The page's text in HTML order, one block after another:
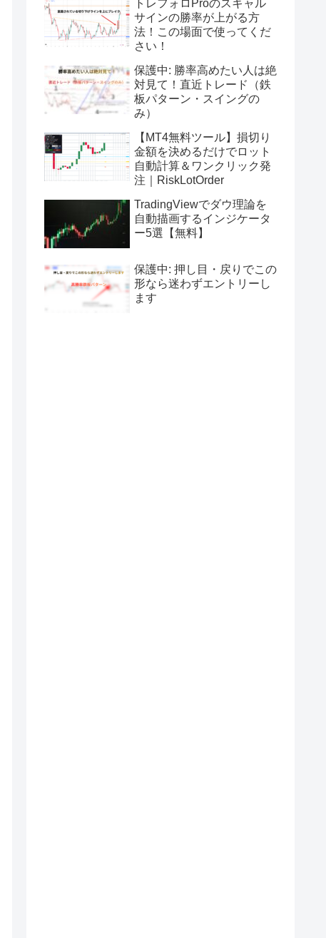
トレフォロProのスキャル
サインの勝率が上がる方
法！この場面で使ってくだ
さい！
保護中: 勝率高めたい人は絶
対見て！直近トレード（鉄
板パターン・スイングの
み）
【MT4無料ツール】損切り
金額を決めるだけでロット
自動計算＆ワンクリック発
注｜RiskLotOrder
TradingViewでダウ理論を
自動描画するインジケータ
ー5選【無料】
保護中: 押し目・戻りでこの
形なら迷わずエントリーし
ます